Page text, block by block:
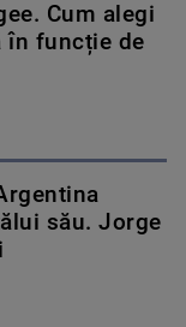
Cum alegi
în funcție de
său. Jorge